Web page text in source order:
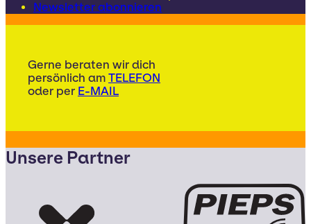
Newsletter abonnieren
Gerne beraten wir dich
persönlich am TELEFON
oder per E-MAIL
Unsere Partner